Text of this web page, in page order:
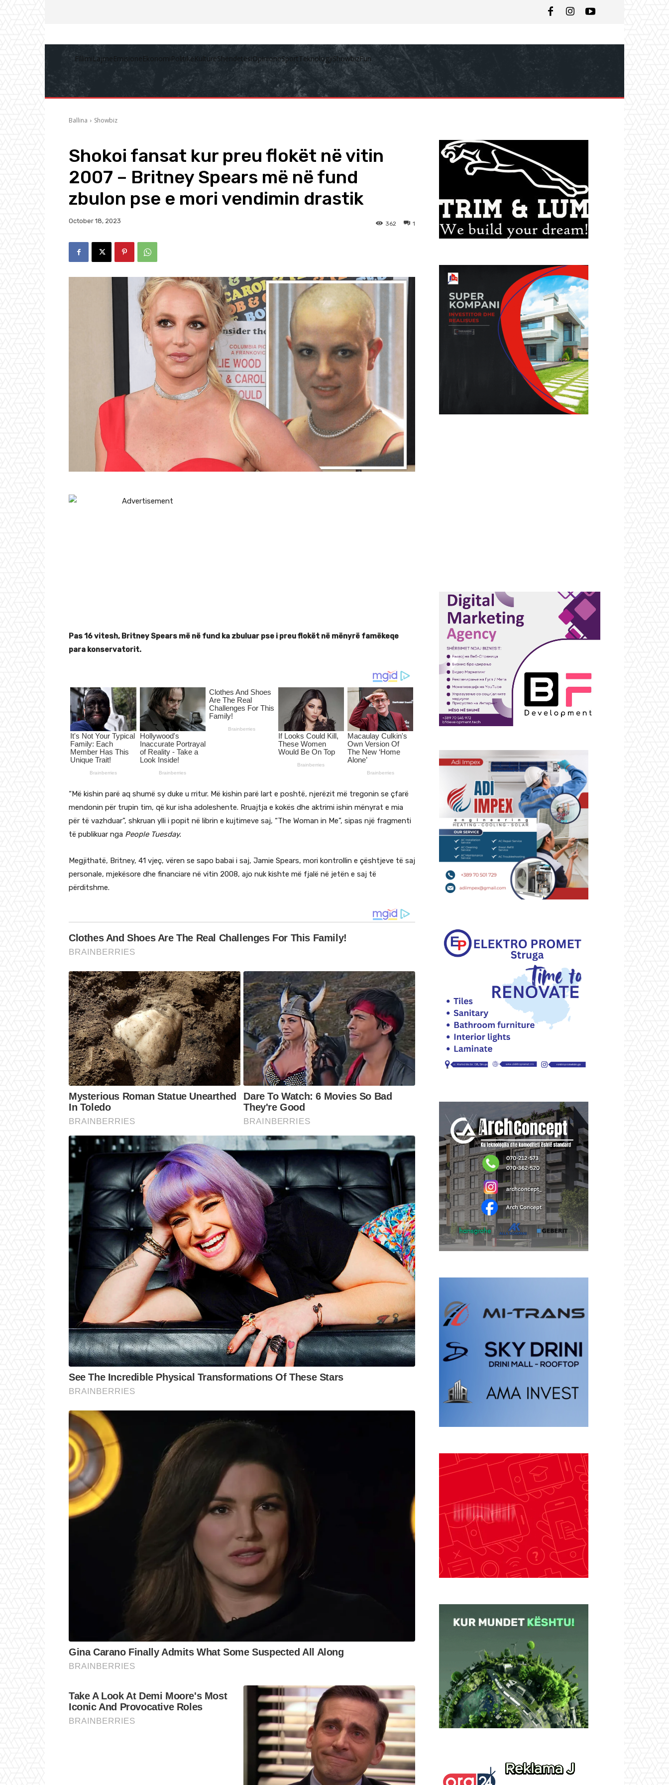
FillimiLajmeEmisioneEkonomiPolitikëKulturëShëndetësiOpinioneSportTeknologjiShowbizFun
Ballina Showbiz
Shokoi fansat kur preu flokët në vitin
2007 – Britney Spears më në fund
zbulon pse e mori vendimin drastik
October 18, 2023 1
362
Pas 16 vitesh, Britney Spears më në fund ka zbuluar pse i preu flokët në mënyrë famëkeqe
para konservatorit.
“Më kishin parë aq shumë sy duke u rritur. Më kishin parë lart e poshtë, njerëzit më tregonin se çfarë
mendonin për trupin tim, që kur isha adoleshente. Rruajtja e kokës dhe aktrimi ishin mënyrat e mia
për të vazhduar”, shkruan ylli i popit në librin e kujtimeve saj, “The Woman in Me”, sipas një fragmenti
të publikuar nga People Tuesday.
Megjithatë, Britney, 41 vjeç, vëren se sapo babai i saj, Jamie Spears, mori kontrollin e çështjeve të saj
personale, mjekësore dhe financiare në vitin 2008, ajo nuk kishte më fjalë në jetën e saj të
përditshme.